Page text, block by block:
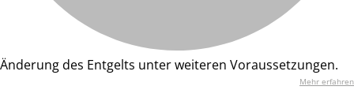
Änderung des Entgelts unter weiteren Voraussetzungen.
Mehr erfahren